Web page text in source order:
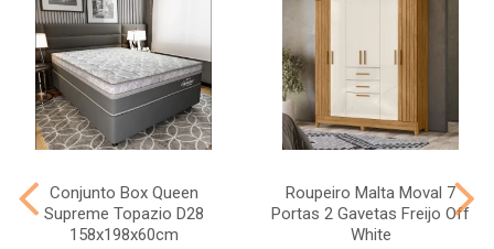
Conjunto Box Queen
Supreme Topazio D28
158x198x60cm
Roupeiro Malta Moval 7
Portas 2 Gavetas Freijo Off
White